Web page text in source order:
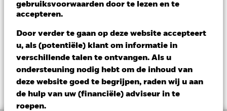
gebruiksvoorwaarden door te lezen en te
accepteren.
Door verder te gaan op deze website accepteert
u, als (potentiële) klant om informatie in
verschillende talen te ontvangen. Als u
ondersteuning nodig hebt om de inhoud van
deze website goed te begrijpen, raden wij u aan
de hulp van uw (financiële) adviseur in te
roepen.
NAV per 07/aug/2026
CZK 736,84
Verandering NAV 1 dag per 07/aug/2026
CZK 0,20 (0,03%)